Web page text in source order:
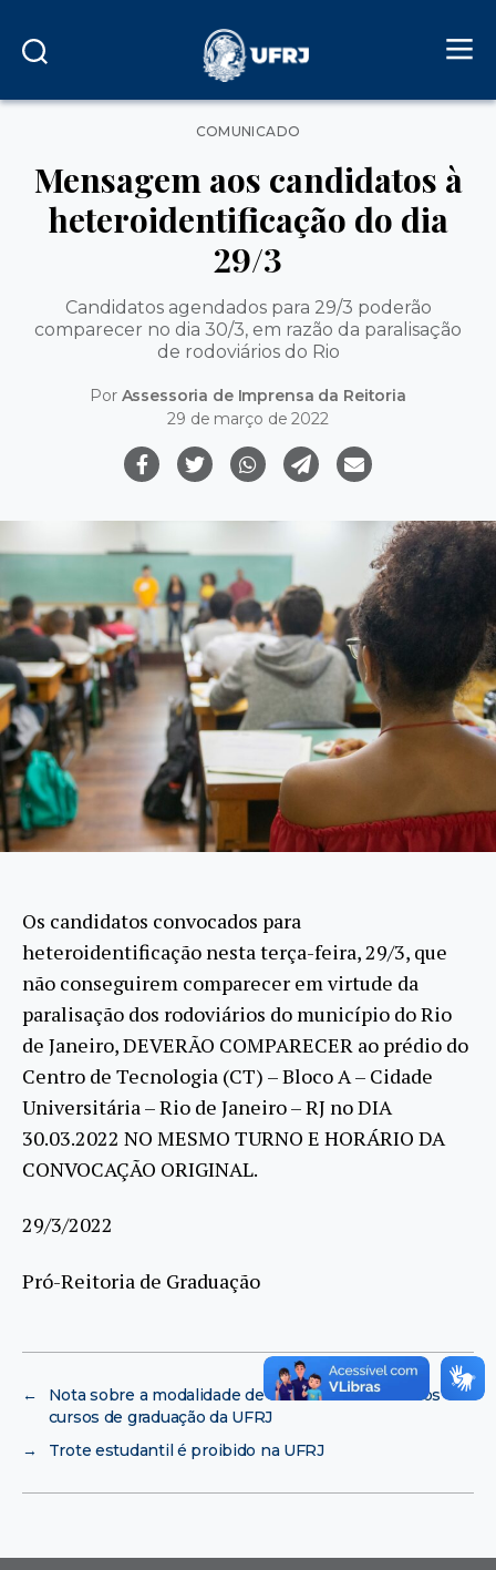
Categorias
COMUNICADO
Mensagem aos candidatos à
heteroidentificação do dia
29/3
Candidatos agendados para 29/3 poderão
comparecer no dia 30/3, em razão da paralisação
de rodoviários do Rio
Por Assessoria de Imprensa da Reitoria
29 de março de 2022
Os candidatos convocados para
heteroidentificação nesta terça-feira, 29/3, que
não conseguirem comparecer em virtude da
paralisação dos rodoviários do município do Rio
de Janeiro, DEVERÃO COMPARECER ao prédio do
Centro de Tecnologia (CT) – Bloco A – Cidade
Universitária – Rio de Janeiro – RJ no DIA
30.03.2022 NO MESMO TURNO E HORÁRIO DA
CONVOCAÇÃO ORIGINAL.
29/3/2022
Pró-Reitoria de Graduação
←
Nota sobre a modalidade de ensino a distância nos
cursos de graduação da UFRJ
→
Trote estudantil é proibido na UFRJ